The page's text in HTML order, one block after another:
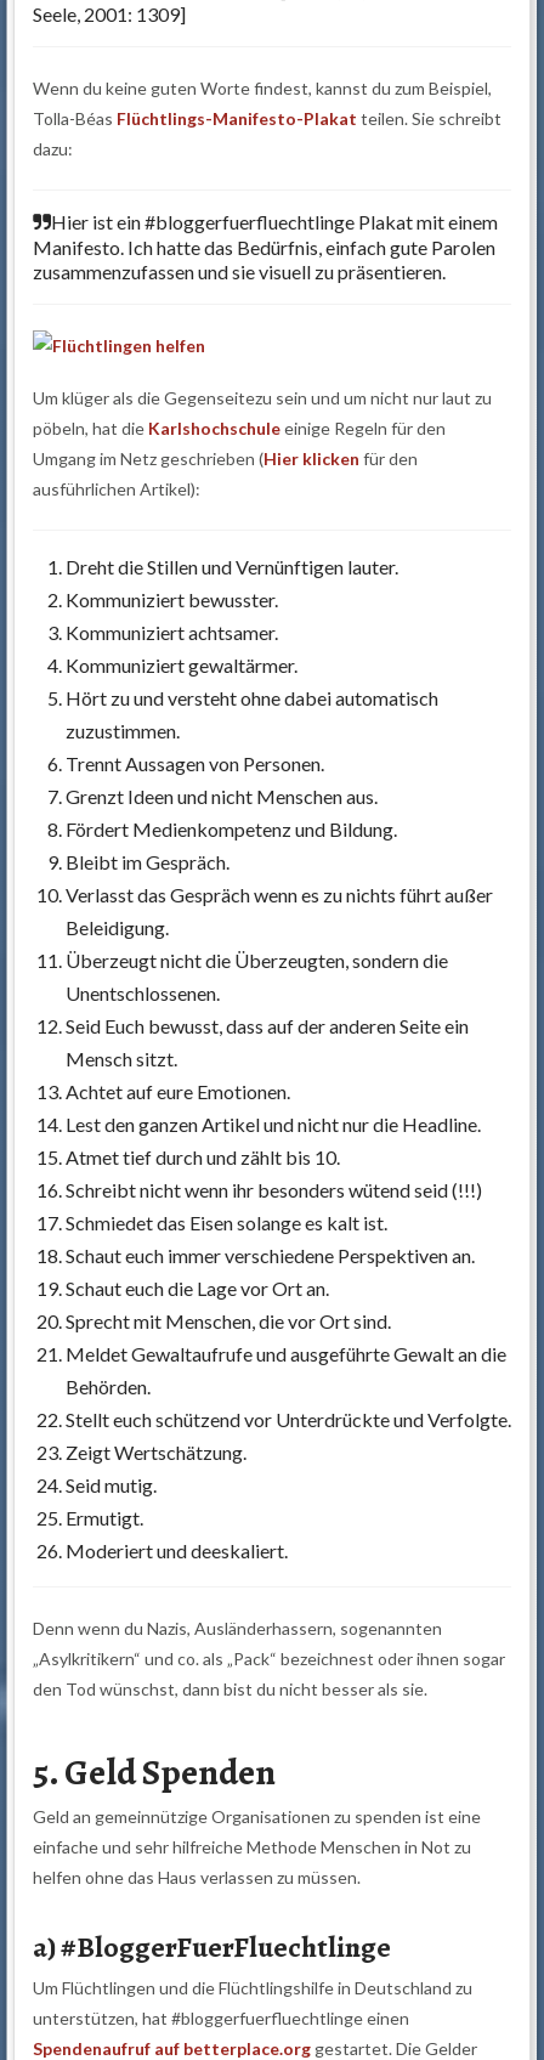
Seele, 2001: 1309]
Wenn du keine guten Worte findest, kannst du zum Beispiel,
Tolla-Béas Flüchtlings-Manifesto-Plakat teilen. Sie schreibt
dazu:
Hier ist ein #bloggerfuerfluechtlinge Plakat mit einem
Manifesto. Ich hatte das Bedürfnis, einfach gute Parolen
zusammenzufassen und sie visuell zu präsentieren.
Um klüger als die Gegenseitezu sein und um nicht nur laut zu
pöbeln, hat die Karlshochschuleeinige Regeln für den
Umgang im Netz geschrieben (Hier klicken für den
ausführlichen Artikel):
Dreht die Stillen und Vernünftigen lauter.
Kommuniziert bewusster.
Kommuniziert achtsamer.
Kommuniziert gewaltärmer.
Hört zu und versteht ohne dabei automatisch
zuzustimmen.
Trennt Aussagen von Personen.
Grenzt Ideen und nicht Menschen aus.
Fördert Medienkompetenz und Bildung.
Bleibt im Gespräch.
Verlasst das Gespräch wenn es zu nichts führt außer
Beleidigung.
Überzeugt nicht die Überzeugten, sondern die
Unentschlossenen.
Seid Euch bewusst, dass auf der anderen Seite ein
Mensch sitzt.
Achtet auf eure Emotionen.
Lest den ganzen Artikel und nicht nur die Headline.
Atmet tief durch und zählt bis 10.
Schreibt nicht wenn ihr besonders wütend seid (!!!)
Schmiedet das Eisen solange es kalt ist.
Schaut euch immer verschiedene Perspektiven an.
Schaut euch die Lage vor Ort an.
Sprecht mit Menschen, die vor Ort sind.
Meldet Gewaltaufrufe und ausgeführte Gewalt an die
Behörden.
Stellt euch schützend vor Unterdrückte und Verfolgte.
Zeigt Wertschätzung.
Seid mutig.
Ermutigt.
Moderiert und deeskaliert.
Denn wenn du Nazis, Ausländerhassern, sogenannten
„Asylkritikern“ und co. als „Pack“ bezeichnest oder ihnen sogar
den Tod wünschst, dann bist du nicht besser als sie.
5. Geld Spenden
Geld an gemeinnützige Organisationen zu spenden ist eine
einfache und sehr hilfreiche Methode Menschen in Not zu
helfen ohne das Haus verlassen zu müssen.
a) #BloggerFuerFluechtlinge
Um Flüchtlingen und die Flüchtlingshilfe in Deutschland zu
unterstützen, hat #bloggerfuerfluechtlinge einen
Spendenaufruf auf betterplace.org gestartet. Die Gelder